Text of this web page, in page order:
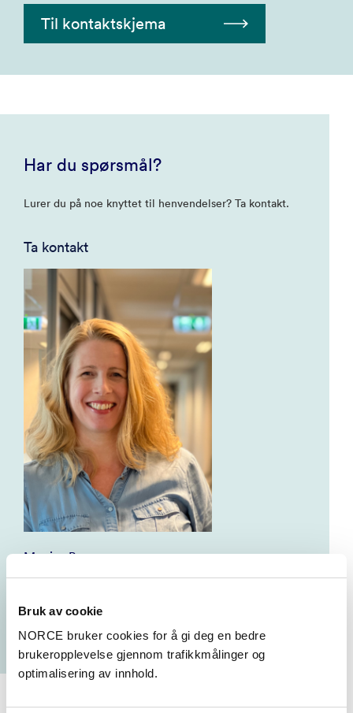
Bruk av cookie
NORCE bruker cookies for å gi deg en bedre
brukeropplevelse gjennom trafikkmålinger og
optimalisering av innhold.
Til kontaktskjema
Har du spørsmål?
Lurer du på noe knyttet til henvendelser? Ta kontakt.
Ta kontakt
Monica Berge
Rådgiver RKBU Vest - Bergen
mobe@norceresearch.no